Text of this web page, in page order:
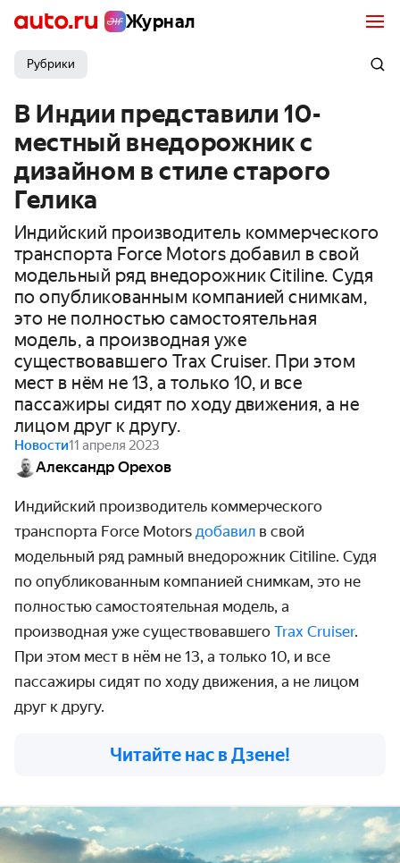
Журнал
Рубрики
В Индии представили 10-
местный внедорожник с
дизайном в стиле старого
Гелика
Индийский производитель коммерческого
транспорта Force Motors добавил в свой
модельный ряд внедорожник Citiline. Судя
по опубликованным компанией снимкам,
это не полностью самостоятельная
модель, а производная уже
существовавшего Trax Cruiser. При этом
мест в нём не 13, а только 10, и все
пассажиры сидят по ходу движения, а не
лицом друг к другу.
Новости11 апреля 2023
Александр Орехов
Индийский производитель коммерческого
транспорта Force Motors добавил в свой
модельный ряд рамный внедорожник Citiline. Судя
по опубликованным компанией снимкам, это не
полностью самостоятельная модель, а
производная уже существовавшего Trax Cruiser.
При этом мест в нём не 13, а только 10, и все
пассажиры сидят по ходу движения, а не лицом
друг к другу.
Читайте нас в Дзене!